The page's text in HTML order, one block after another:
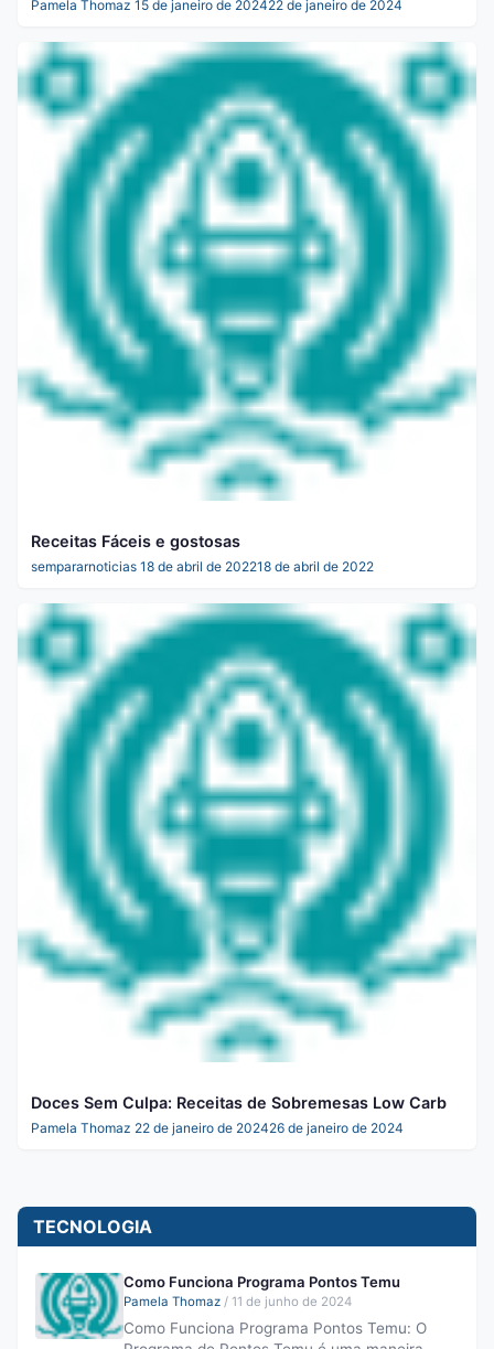
Pamela Thomaz 15 de janeiro de 202422 de janeiro de 2024
Receitas Fáceis e gostosas
sempararnoticias 18 de abril de 202218 de abril de 2022
Doces Sem Culpa: Receitas de Sobremesas Low Carb
Pamela Thomaz 22 de janeiro de 202426 de janeiro de 2024
TECNOLOGIA
Como Funciona Programa Pontos Temu
Pamela Thomaz / 11 de junho de 2024
Como Funciona Programa Pontos Temu: O